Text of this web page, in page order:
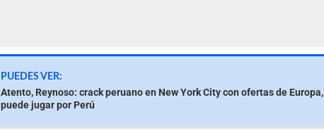
PUEDES VER:
Atento, Reynoso: crack peruano en New York City con ofertas de Europa,
puede jugar por Perú